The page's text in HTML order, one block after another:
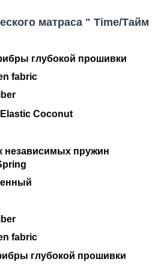
матраса " Time/Тайм
глубокой прошивки
fabric
Coconut
независимых пружин
fabric
глубокой прошивки